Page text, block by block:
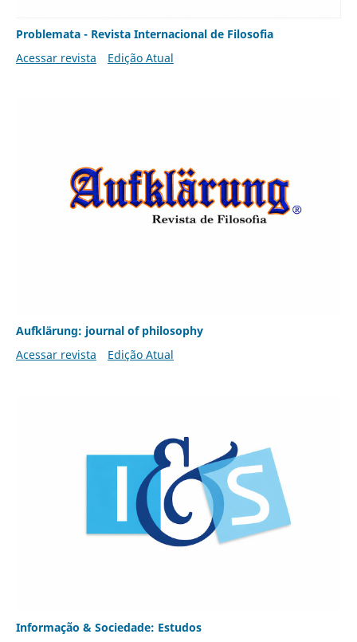
Problemata - Revista Internacional de Filosofia
Acessar revista
Edição Atual
Aufklärung: journal of philosophy
Acessar revista
Edição Atual
Informação & Sociedade: Estudos